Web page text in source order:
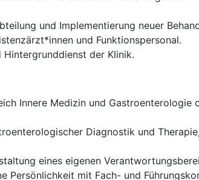
und Implementierung neuer
und Funktionspersonal.
Hintergrunddienst der Klinik.
Innere Medizin und
Diagnostik und
eines eigenen
Persönlichkeit mit Fach- und